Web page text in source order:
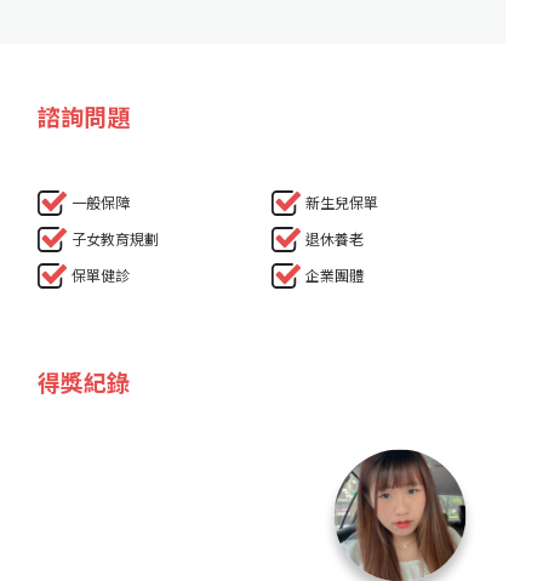
諮詢問題
一般保障
新生兒保單
子女教育規劃
退休養老
保單健診
企業團體
得獎紀錄